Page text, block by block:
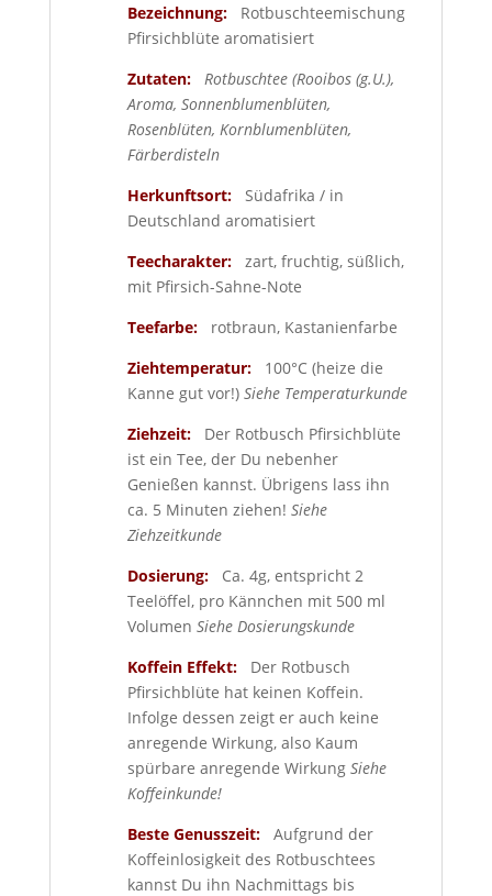
Bezeichnung:
Rotbuschteemischung
Pfirsichblüte aromatisiert
Zutaten:
Rotbuschtee (Rooibos (g.U.),
Aroma, Sonnenblumenblüten,
Rosenblüten, Kornblumenblüten,
Färberdisteln
Herkunftsort:
Südafrika / in
Deutschland aromatisiert
Teecharakter: zart, fruchtig, süßlich,
mit Pfirsich-Sahne-Note
Teefarbe:rotbraun, Kastanienfarbe
Ziehtemperatur:100°C (heize die
Kanne gut vor!) Siehe Temperaturkunde
Ziehzeit:Der Rotbusch Pfirsichblüte
ist ein Tee, der Du nebenher
Genießen kannst. Übrigens lass ihn
ca. 5 Minuten ziehen! Siehe
Ziehzeitkunde
Dosierung:Ca. 4g, entspricht 2
Teelöffel, pro Kännchen mit 500 ml
Volumen Siehe Dosierungskunde
Koffein Effekt:
Der Rotbusch
Pfirsichblüte hat keinen Koffein.
Infolge dessen zeigt er auch keine
anregende Wirkung, also Kaum
spürbare anregende Wirkung Siehe
Koffeinkunde!
Beste Genusszeit:Aufgrund der
Koffeinlosigkeit des Rotbuschtees
kannst Du ihn Nachmittags bis